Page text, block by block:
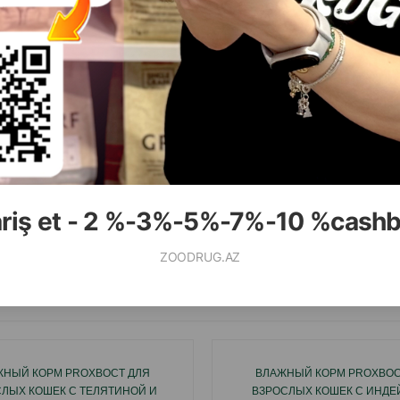
et - 2 %-3%-5%-7%-10
ZOODRUG.AZ
( Отзывы)
Цена
Купить
0.90
КУПИТЬ
КОРМ PROХВОСТ ДЛЯ
КОШЕК С ТЕЛЯТИНОЙ И
ВЛАЖНЫЙ КОРМ
ВЗРОСЛЫХ КОШЕК С